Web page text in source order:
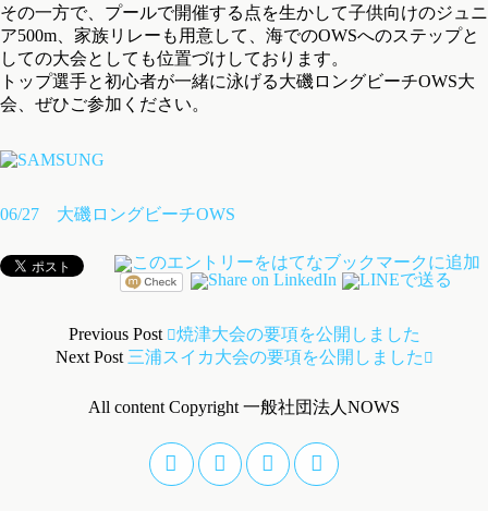
その一方で、プールで開催する点を生かして子供向けのジュニ
ア500m、家族リレーも用意して、海でのOWSへのステップと
しての大会としても位置づけしております。
トップ選手と初心者が一緒に泳げる大磯ロングビーチOWS大
会、ぜひご参加ください。
06/27 大磯ロングビーチOWS
Previous Post
焼津大会の要項を公開しました
Next Post 三浦スイカ大会の要項を公開しました
All content Copyright 一般社団法人NOWS